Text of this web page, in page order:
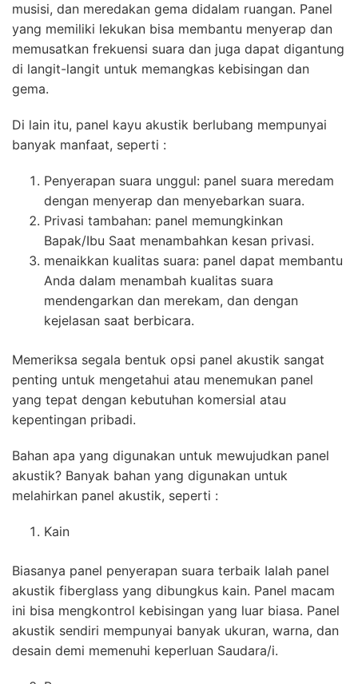
musisi, dan meredakan gema didalam ruangan. Panel
yang memiliki lekukan bisa membantu menyerap dan
memusatkan frekuensi suara dan juga dapat digantung
di langit-langit untuk memangkas kebisingan dan
gema.
Di lain itu, panel kayu akustik berlubang mempunyai
banyak manfaat, seperti :
Penyerapan suara unggul: panel suara meredam
dengan menyerap dan menyebarkan suara.
Privasi tambahan: panel memungkinkan
Bapak/Ibu Saat menambahkan kesan privasi.
menaikkan kualitas suara: panel dapat membantu
Anda dalam menambah kualitas suara
mendengarkan dan merekam, dan dengan
kejelasan saat berbicara.
Memeriksa segala bentuk opsi panel akustik sangat
penting untuk mengetahui atau menemukan panel
yang tepat dengan kebutuhan komersial atau
kepentingan pribadi.
Bahan apa yang digunakan untuk mewujudkan panel
akustik? Banyak bahan yang digunakan untuk
melahirkan panel akustik, seperti :
Kain
Biasanya panel penyerapan suara terbaik Ialah panel
akustik fiberglass yang dibungkus kain. Panel macam
ini bisa mengkontrol kebisingan yang luar biasa. Panel
akustik sendiri mempunyai banyak ukuran, warna, dan
desain demi memenuhi keperluan Saudara/i.